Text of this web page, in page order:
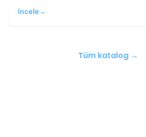
İncele →
Tüm katalog →